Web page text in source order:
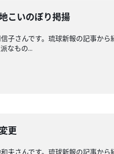
こいのぼり掲揚
子さんです。琉球新報の記事か
なもの...
更
夫さんです。琉球新報の記事か